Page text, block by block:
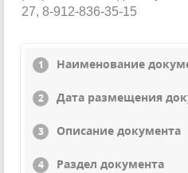
27, 8-912-836-35-15
Наименование
Дата размещения
Описание документа
Раздел документа